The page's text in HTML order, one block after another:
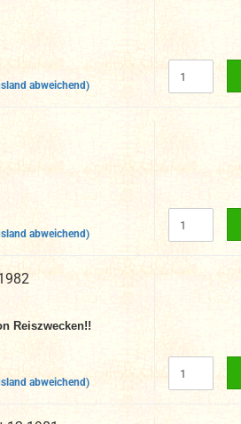
abweichend)
abweichend)
Reiszwecken!!
abweichend)